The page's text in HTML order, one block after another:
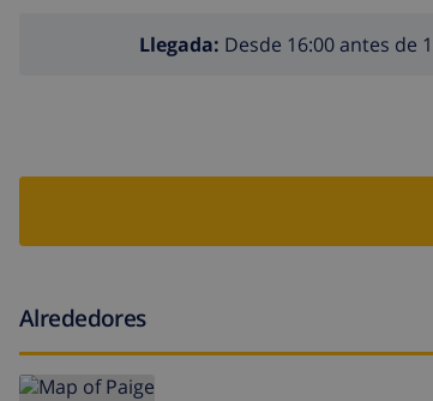
Llegada: Desde 16:00 antes de
Alrededores